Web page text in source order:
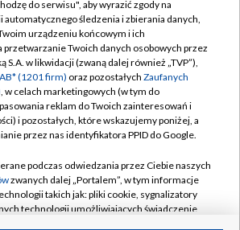
TVP
TVP
Cyfrowa
Regulamin TVP
Polityka prywatności
Moje zgody
Pomoc
Kontakt
do serwisu", aby wyrazić zgody na
śledzenia i zbierania danych,
urządzeniu końcowym i ich
Twoich danych osobowych przez
S.A. w likwidacji (zwaną dalej również „TVP”),
(1201 firm) oraz pozostałych Zaufanych
, w celach marketingowych (w tym do
reklam do Twoich zainteresowań i
i pozostałych, które wskazujemy poniżej, a
przez nas identyfikatora PPID do Google.
podczas odwiedzania przez Ciebie naszych
zwanych dalej „Portalem”, w tym informacje
takich jak: pliki cookie, sygnalizatory
technologii umożliwiających świadczenie